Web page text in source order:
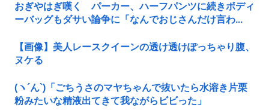
おぎやはぎ嘆く パーカー、ハーフパンツに続きボディ
ーバッグもダサい論争に「なんでおじさんだけ言わ...
【画像】美人レースクイーンの透け透けぽっちゃり腹、
ヌケる
(ヽ´ん`)「ごちうさのマヤちゃんで抜いたら水溶き片栗
粉みたいな精液出てきて我ながらビビった」